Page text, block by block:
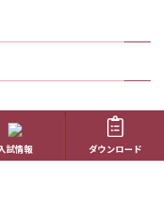
試情報 ダウンロード